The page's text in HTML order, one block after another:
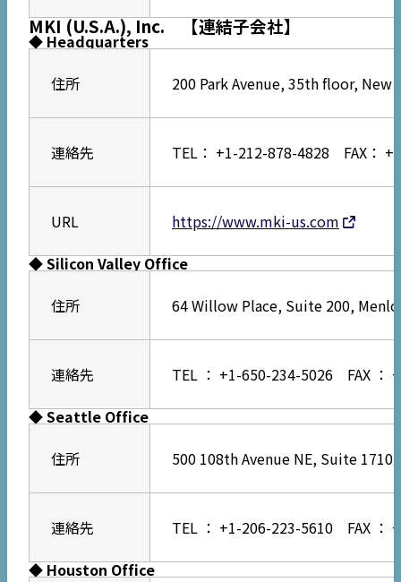
MKI (U.S.A.), Inc. 【連結子会社】
◆ Headquarters
住所
200 Park Avenue, 35th floor, New
連絡先 TEL： +1-212-878-4828 FAX：
URL
https://www.mki-us.com
◆ Silicon Valley Office
住所
64 Willow Place, Suite 200, Menlo
連絡先
TEL ： +1-650-234-5026 FAX ：
◆ Seattle Office
住所
500 108th Avenue NE, Suite
連絡先
TEL ： +1-206-223-5610 FAX ：
◆ Houston Office